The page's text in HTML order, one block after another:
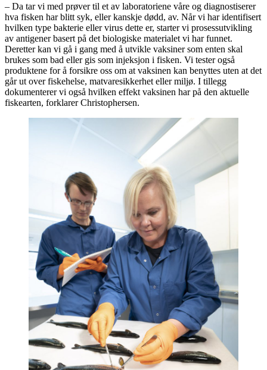
– Da tar vi med prøver til et av laboratoriene våre og diagnostiserer
hva fisken har blitt syk, eller kanskje dødd, av. Når vi har identifisert
hvilken type bakterie eller virus dette er, starter vi prosessutvikling
av antigener basert på det biologiske materialet vi har funnet.
Deretter kan vi gå i gang med å utvikle vaksiner som enten skal
brukes som bad eller gis som injeksjon i fisken. Vi tester også
produktene for å forsikre oss om at vaksinen kan benyttes uten at det
går ut over fiskehelse, matvaresikkerhet eller miljø. I tillegg
dokumenterer vi også hvilken effekt vaksinen har på den aktuelle
fiskearten, forklarer Christophersen.